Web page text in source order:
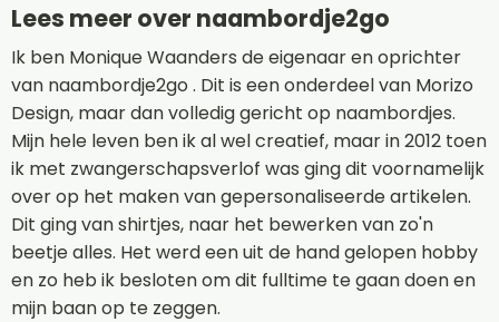
Lees meer over naambordje2go
Ik ben Monique Waanders de eigenaar en oprichter
van naambordje2go . Dit is een onderdeel van Morizo
Design, maar dan volledig gericht op naambordjes.
Mijn hele leven ben ik al wel creatief, maar in 2012 toen
ik met zwangerschapsverlof was ging dit voornamelijk
over op het maken van gepersonaliseerde artikelen.
Dit ging van shirtjes, naar het bewerken van zo'n
beetje alles. Het werd een uit de hand gelopen hobby
en zo heb ik besloten om dit fulltime te gaan doen en
mijn baan op te zeggen.